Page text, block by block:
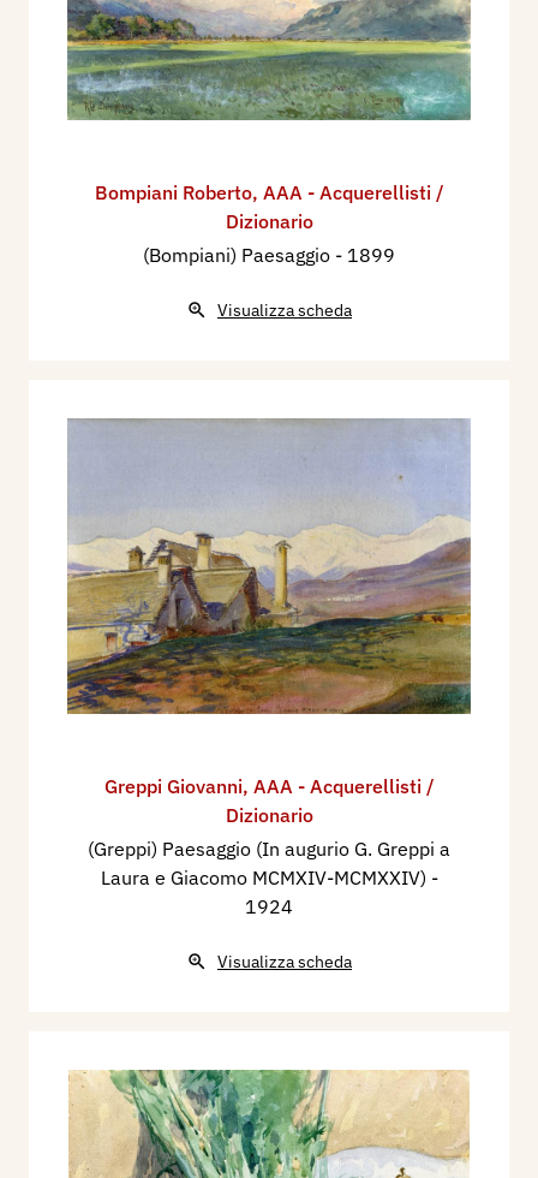
Bompiani Roberto, AAA - Acquerellisti /
Dizionario
(Bompiani) Paesaggio - 1899
Visualizza scheda
Greppi Giovanni, AAA - Acquerellisti /
Dizionario
(Greppi) Paesaggio (In augurio G. Greppi a
Laura e Giacomo MCMXIV-MCMXXIV) -
1924
Visualizza scheda